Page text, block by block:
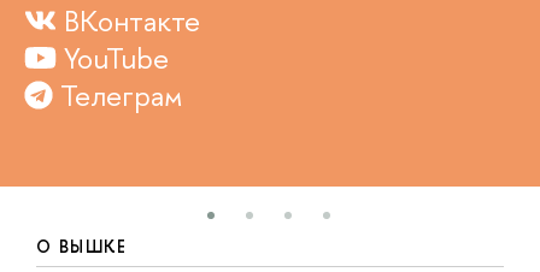
ВКонтакте
YouTube
Телеграм
О ВЫШКЕ